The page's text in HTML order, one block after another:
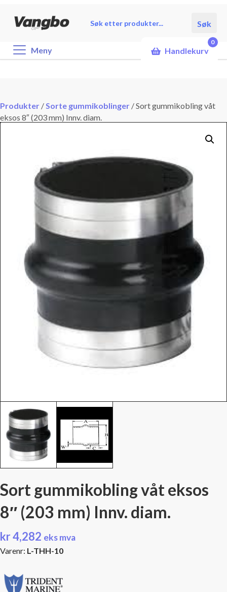
search
Søk
Meny Handlekurv
0
Produkter /Sorte gummikoblinger /Sort gummikobling våt
eksos 8″ (203 mm) Innv. diam.
Sort gummikobling våt eksos
8″ (203 mm) Innv. diam.
kr4,282 eks mva
Varenr: L-THH-10